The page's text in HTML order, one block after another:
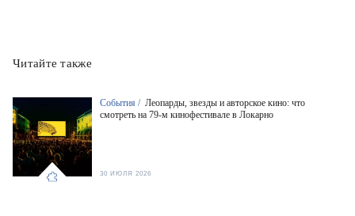
Читайте также
События / Леопарды, звезды и авторское кино: что
смотреть на 79-м кинофестивале в Локарно
30 ИЮЛЯ 2026